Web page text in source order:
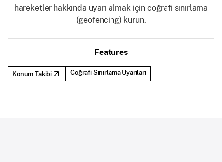
hareketler hakkında uyarı almak için coğrafi sınırlama
(geofencing) kurun.
Features
Konum Takibi Coğrafi Sınırlama Uyarıları